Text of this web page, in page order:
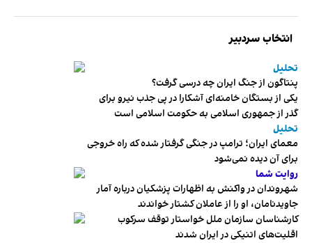
انتخاب سردبیر
تحلیل
پنتاگون از جنگ ایران چه درسی گرفت؟
یکی از بستگان خامنه‌ای آشکارا در پی جذب نیرو برای
گذر از جمهوری اسلامی به حکومت اسلامی است
تحلیل
معمای ایران؛ ترامپ در جنگی گرفتار شده که راه خروجی
برای آن دیده نمی‌شود
روایت شما
شهروندان در واکنش به اظهارات پزشکیان درباره آمار
جاویدنامان، او را از عاملان کشتار خواندند
کارشناسان سازمان ملل خواستار توقف سرکوب
اقلیت‌های اتنیکی در ایران شدند